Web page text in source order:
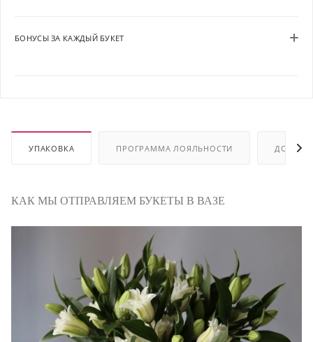
БОНУСЫ ЗА КАЖДЫЙ БУКЕТ
УПАКОВКА ПРОГРАММА ЛОЯЛЬНОСТИ
КАК МЫ ОТПРАВЛЯЕМ БУКЕТЫ В ВАЗЕ